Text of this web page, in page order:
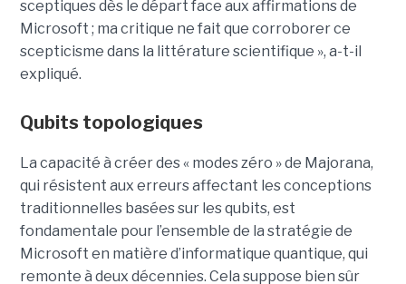
sceptiques dès le départ face aux affirmations de
Microsoft ; ma critique ne fait que corroborer ce
scepticisme dans la littérature scientifique », a-t-il
expliqué.
Qubits topologiques
La capacité à créer des « modes zéro » de Majorana,
qui résistent aux erreurs affectant les conceptions
traditionnelles basées sur les qubits, est
fondamentale pour l’ensemble de la stratégie de
Microsoft en matière d’informatique quantique, qui
remonte à deux décennies. Cela suppose bien sûr